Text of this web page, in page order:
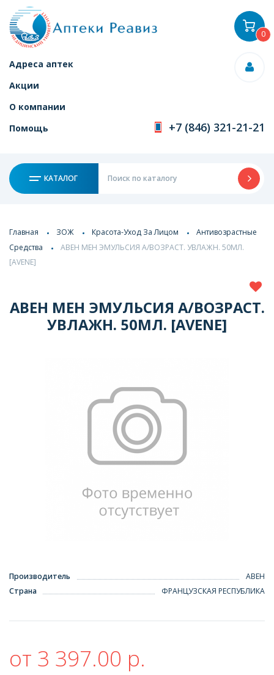
Адреса аптек
Акции
О компании
Помощь
+7 (846) 321-21-21
КАТАЛОГ
0
Главная ЗОЖ Красота-Уход За Лицом
Антивозрастные
Средства
АВЕН МЕН ЭМУЛЬСИЯ А/ВОЗРАСТ. УВЛАЖН. 50МЛ.
[AVENE]
АВЕН МЕН ЭМУЛЬСИЯ А/ВОЗРАСТ.
УВЛАЖН. 50МЛ. [AVENE]
Производитель
АВЕН
Страна
ФРАНЦУЗСКАЯ РЕСПУБЛИКА
от 3 397.00 р.